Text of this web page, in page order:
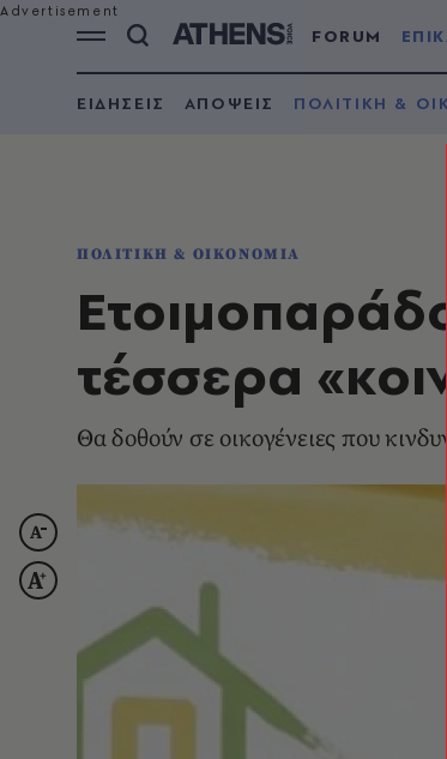
FORUM
ΕΙΔΗΣΕΙΣ ΑΠΟΨΕΙΣ ΠΟΛΙΤΙΚΗ &
ΠΟΛΙΤΙΚΗ & ΟΙΚΟΝΟΜΙΑ
τέσσερα
Θα δοθούν σε οικογένειες που